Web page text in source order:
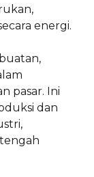
energi.
pasar. Ini
dan